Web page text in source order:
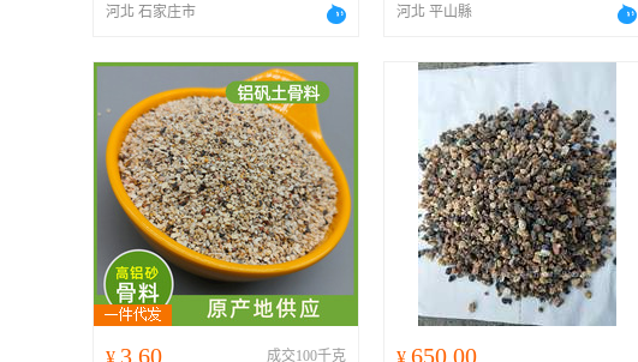
河北 石家庄市 河北 平山縣
¥ 3.60
成交100千克
¥ 650.00